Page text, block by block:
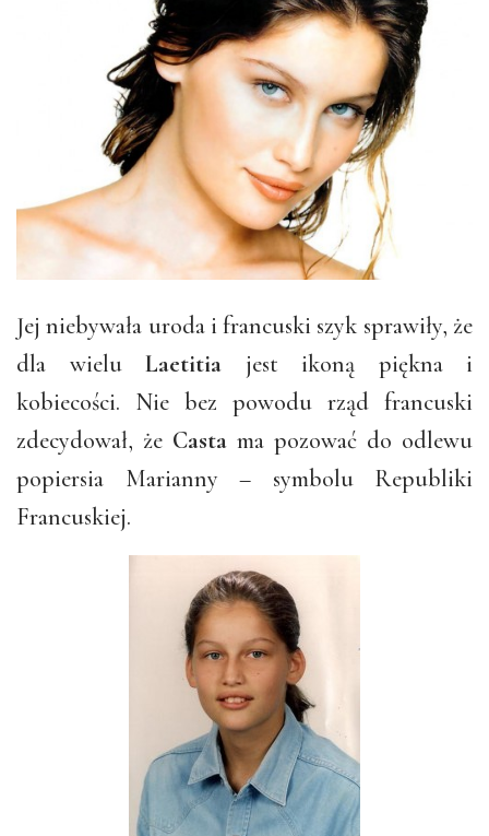
Jej niebywała uroda i francuski szyk sprawiły, że
dla wielu Laetitia jest ikoną piękna i
kobiecości. Nie bez powodu rząd francuski
zdecydował, że Casta ma pozować do odlewu
popiersia Marianny – symbolu Republiki
Francuskiej.